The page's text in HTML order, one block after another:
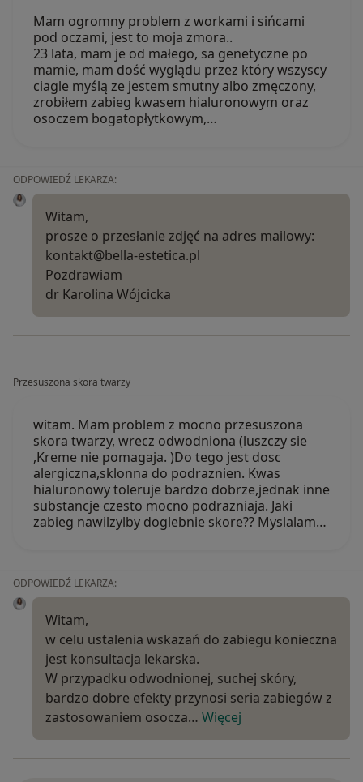
Mam ogromny problem z workami i sińcami
pod oczami, jest to moja zmora..
23 lata, mam je od małego, sa genetyczne po
mamie, mam dość wyglądu przez który wszyscy
ciagle myślą ze jestem smutny albo zmęczony,
zrobiłem zabieg kwasem hialuronowym oraz
osoczem bogatopłytkowym,…
ODPOWIEDŹ LEKARZA:
Witam,
prosze o przesłanie zdjęć na adres mailowy:
kontakt@bella-estetica.pl
Pozdrawiam
dr Karolina Wójcicka
Przesuszona skora twarzy
witam. Mam problem z mocno przesuszona
skora twarzy, wrecz odwodniona (luszczy sie
,Kreme nie pomagaja. )Do tego jest dosc
alergiczna,sklonna do podraznien. Kwas
hialuronowy toleruje bardzo dobrze,jednak inne
substancje czesto mocno podrazniaja. Jaki
zabieg nawilzylby doglebnie skore?? Myslalam…
ODPOWIEDŹ LEKARZA:
Witam,
w celu ustalenia wskazań do zabiegu konieczna
jest konsultacja lekarska.
W przypadku odwodnionej, suchej skóry,
bardzo dobre efekty przynosi seria zabiegów z
zastosowaniem osocza… Więcej